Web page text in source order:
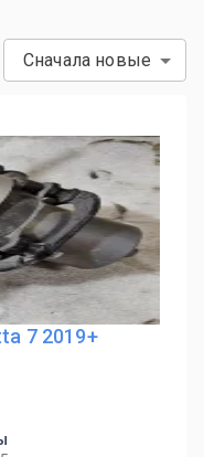
Сначала новые
7 2019+